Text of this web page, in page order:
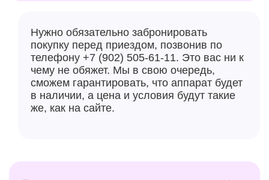
Нужно обязательно забронировать
покупку перед приездом, позвонив по
телефону +7 (902) 505-61-11. Это вас ни к
чему не обяжет. Мы в свою очередь,
сможем гарантировать, что аппарат будет
в наличии, а цена и условия будут такие
же, как на сайте.